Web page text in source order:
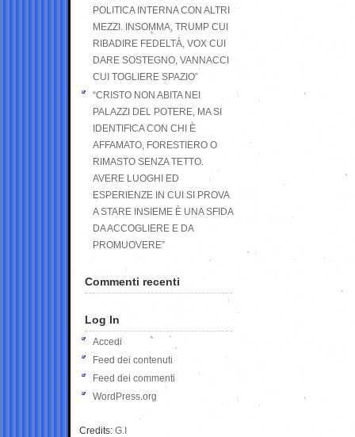
POLITICA INTERNA CON ALTRI
MEZZI. INSOMMA, TRUMP CUI
RIBADIRE FEDELTÀ, VOX CUI
DARE SOSTEGNO, VANNACCI
CUI TOGLIERE SPAZIO”
“CRISTO NON ABITA NEI
PALAZZI DEL POTERE, MA SI
IDENTIFICA CON CHI È
AFFAMATO, FORESTIERO O
RIMASTO SENZA TETTO.
AVERE LUOGHI ED
ESPERIENZE IN CUI SI PROVA
A STARE INSIEME È UNA SFIDA
DA ACCOGLIERE E DA
PROMUOVERE”
Commenti recenti
Log In
Accedi
Feed dei contenuti
Feed dei commenti
WordPress.org
Credits: G.I